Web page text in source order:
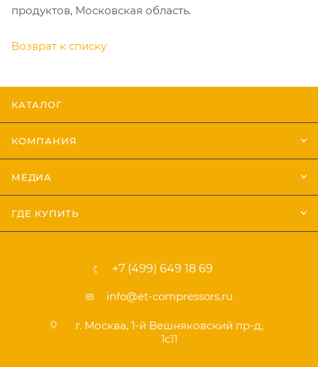
продуктов, Московская область.
Возврат к списку
КАТАЛОГ
КОМПАНИЯ
МЕДИА
ГДЕ КУПИТЬ
+7 (499) 649 18 69
info@et-compressors.ru
г. Москва, 1-й Вешняковский пр-д,
1с11